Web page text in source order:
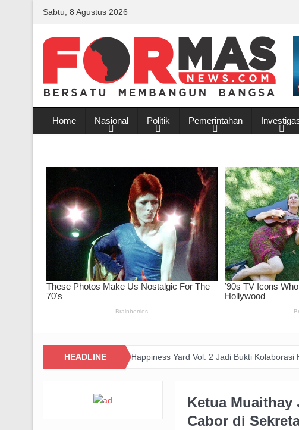
Sabtu, 8 Agustus 2026
Home Nasional Politik Pemerintahan
HEADLINE
dengan PERSIB Happiness Yard Vol. 2 Jadi Bukti Kolaborasi Hotel dan
Ketua Muaithay
Cabor di